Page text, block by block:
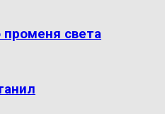
променя света